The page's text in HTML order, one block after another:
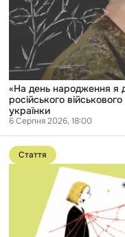
червоні
троянди»:
російського
військового
вперше
судять
за
зґвалтування
українки
«На день народження я
російського
українки
6 Серпня 2026, 18:00
Перейти
до
публікації
вербування
вибухівки
поштою:
Стаття